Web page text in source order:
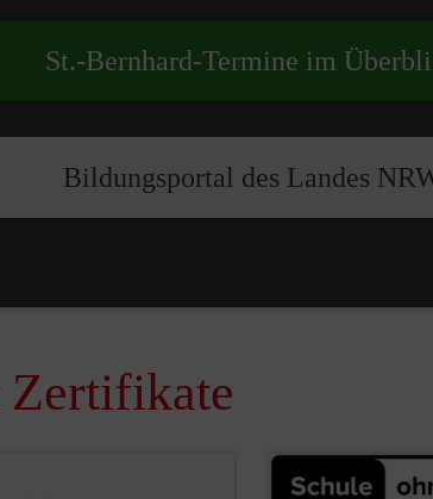
St.-Bernhard-Termine im
Bildungsportal des Landes
Zertifikate